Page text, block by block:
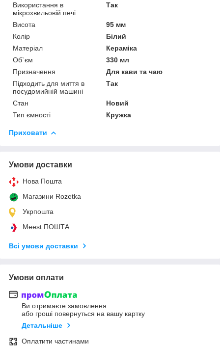
Використання в
мікрохвильовій печі
Так
Висота
95 мм
Колір
Білий
Матеріал
Кераміка
Об`єм
330 мл
Призначення
Для кави та чаю
Підходить для миття в
посудомийній машині
Так
Стан
Новий
Тип ємності
Кружка
Приховати
Умови доставки
Нова Пошта
Магазини Rozetka
Укрпошта
Meest ПОШТА
Всі умови доставки
Умови оплати
Ви отримаєте замовлення
або гроші повернуться на вашу картку
Детальніше
Оплатити частинами